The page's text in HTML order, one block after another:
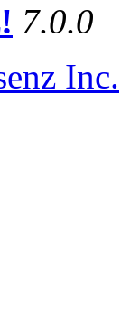
7.0.0
Inc.